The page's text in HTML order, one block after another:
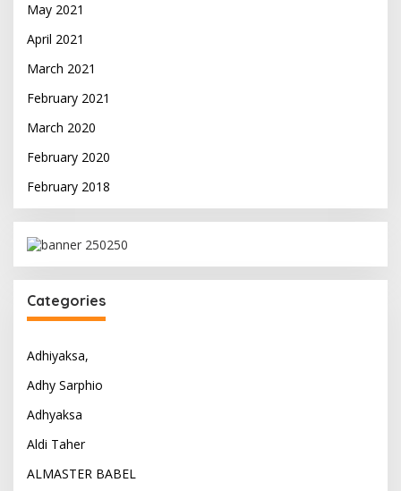
May 2021
April 2021
March 2021
February 2021
March 2020
February 2020
February 2018
Categories
Adhiyaksa,
Adhy Sarphio
Adhyaksa
Aldi Taher
ALMASTER BABEL